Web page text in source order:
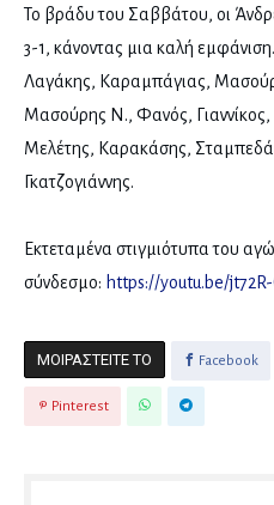
Το βράδυ του Σαββάτου, οι
3-1, κάνοντας μια καλή
Λαγάκης, Καραμπάγιας,
Μασούρης Ν., Φανός, Γιαννίκος,
Μελέτης, Καρακάσης,
Γκατζογιάννης.
Εκτεταμένα στιγμιότυπα του
σύνδεσμο: https://youtu.be/
ΜΟΙΡΑΣΤΕΊΤΕ ΤΟ Facebook
Pinterest